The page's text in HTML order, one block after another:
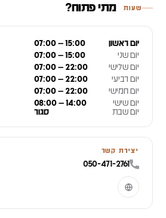
שעות מתי פתוח?
יום ראשון
07:00 – 15:00
יום שני
07:00 – 15:00
יום שלישי
07:00 – 22:00
יום רביעי
07:00 – 22:00
יום חמישי
07:00 – 22:00
יום שישי
08:00 – 14:00
יום שבת
סגור
יצירת קשר
050-471-2761